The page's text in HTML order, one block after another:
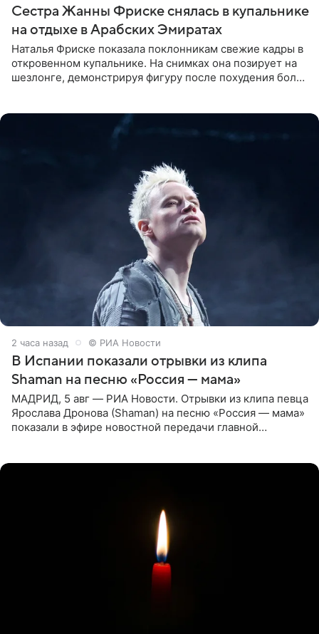
Сестра Жанны Фриске снялась в купальнике
на отдыхе в Арабских Эмиратах
Наталья Фриске показала поклонникам свежие кадры в
откровенном купальнике. На снимках она позирует на
шезлонге, демонстрируя фигуру после похудения более
2 часа назад © РИА Новости
В Испании показали отрывки из клипа
Shaman на песню «Россия — мама»
МАДРИД, 5 авг — РИА Новости. Отрывки из клипа певца
Ярослава Дронова (Shaman) на песню «Россия — мама»
показали в эфире новостной передачи главной